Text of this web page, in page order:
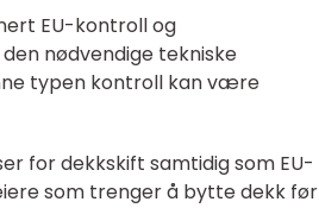
EU-kontroll og
nødvendige tekniske
typen kontroll kan være
for dekkskift samtidig som EU-
som trenger å bytte dekk før